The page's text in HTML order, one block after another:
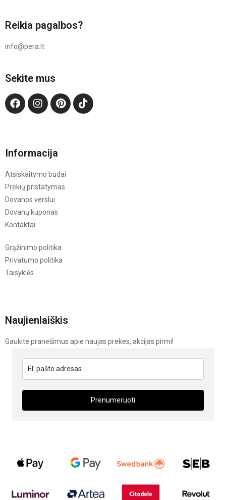
Reikia pagalbos?
info@pera.lt
Sekite mus
Informacija
Atsiskaitymo būdai
Prekių pristatymas
Dovanos verslui
Dovanų kuponas
Kontaktai
Grąžinimo politika
Privatumo politika
Taisyklės
Naujienlaiškis
Gaukite pranešimus apie naujas prekes, akcijas pirmi!
Prenumeruoti